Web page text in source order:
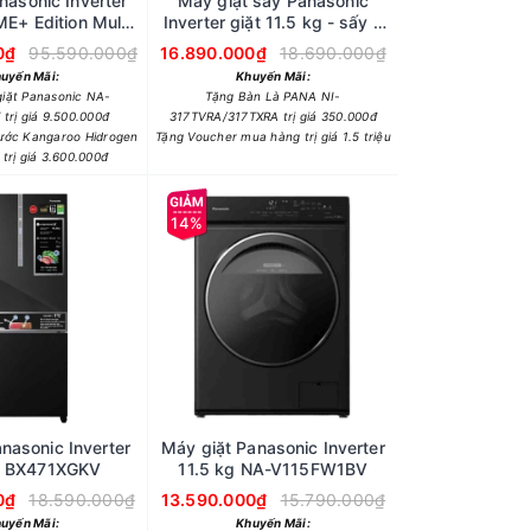
Edition Multi
XY680YMMV
95.590.000₫
Mãi:
Panasonic NA-
trị giá 9.500.000đ
Kangaroo Hidrogen
trị giá 3.600.000đ
Inverter giặt 11.5 kg - sấy 7
kg NA-S157FW1BV
16.890.000₫ 18.690.000₫
Khuyến Mãi:
Tặng Bàn Là PANA NI-
317TVRA/317TXRA trị giá 350.000đ
Tặng Voucher mua hàng trị giá 1.5 triệu
Inverter
18.590.000₫
Mãi:
14%
Máy giặt Panasonic Inverter
11.5 kg NA-V115FW1BV
13.590.000₫
15.790.000₫
Khuyến Mãi: